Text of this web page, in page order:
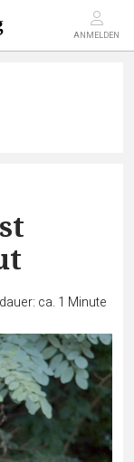
ANMELDEN
ca. 1 Minute